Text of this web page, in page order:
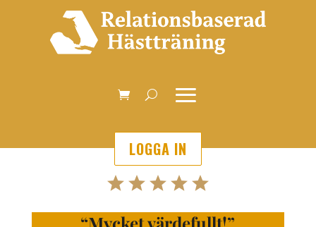
LOGGA IN